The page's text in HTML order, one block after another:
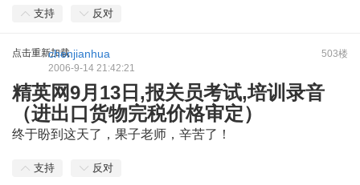
支持 反对
点击重新加载 503楼
chenjianhua
2006-9-14 21:42:21
精英网9月13日,报关员考试,培训录音
（进出口货物完税价格审定）
终于盼到这天了，果子老师，辛苦了！
支持 反对